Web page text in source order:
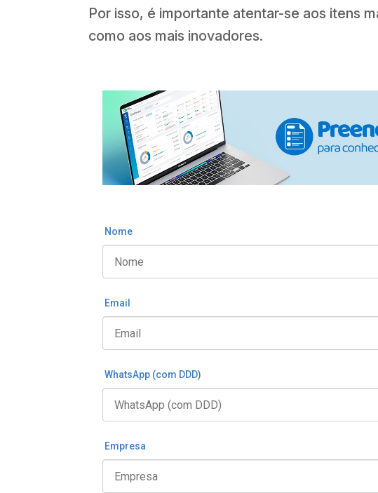
Por isso, é importante atentar-se aos itens
como aos mais inovadores.
Nome
Email
WhatsApp (com DDD)
Empresa